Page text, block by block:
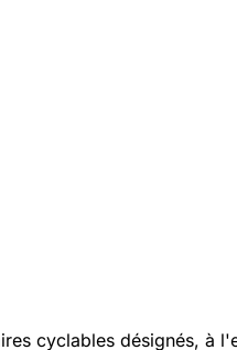
cyclables désignés, à